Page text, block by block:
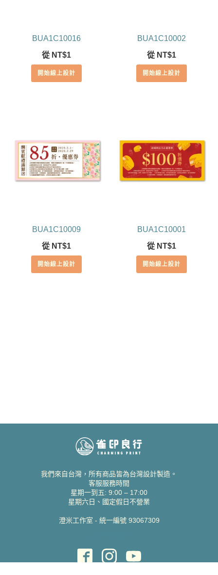
BUA1C10016
從 NT$1
開始線上設計
BUA1C10002
從 NT$1
開始線上設計
BUA1C10009
從 NT$1
開始線上設計
BUA1C10001
從 NT$1
開始線上設計
我們來自台灣，所有商品皆為台灣設計製造。
客服服務時間
星期一到五: 9:00 – 17:00
星期六日、國定假日不營業
澄米工作室 - 統一編號 93067309